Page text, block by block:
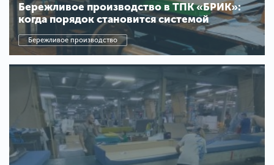
Бережливое производство в ТПК «БРИК»:
когда порядок становится системой
Бережливое производство